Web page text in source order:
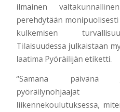
ilmainen
perehdytään
kulkemisen
Tilaisuudessa julkaistaan
laatima Pyöräilijän etiketti.
“Samana päivänä
liikennekoulutuksessa,